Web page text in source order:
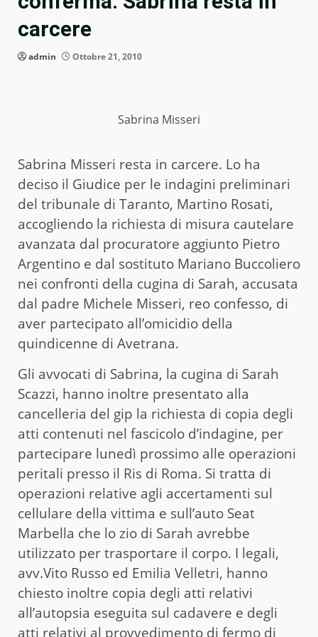
carcere
admin Ottobre 21, 2010
Sabrina Misseri
Sabrina Misseri resta in carcere. Lo ha
deciso il Giudice per le indagini preliminari
del tribunale di Taranto, Martino Rosati,
accogliendo la richiesta di misura cautelare
avanzata dal procuratore aggiunto Pietro
Argentino e dal sostituto Mariano Buccoliero
nei confronti della cugina di Sarah, accusata
dal padre Michele Misseri, reo confesso, di
aver partecipato all’omicidio della
quindicenne di Avetrana.
Gli avvocati di Sabrina, la cugina di Sarah
Scazzi, hanno inoltre presentato alla
cancelleria del gip la richiesta di copia degli
atti contenuti nel fascicolo d’indagine, per
partecipare lunedì prossimo alle operazioni
peritali presso il Ris di Roma. Si tratta di
operazioni relative agli accertamenti sul
cellulare della vittima e sull’auto Seat
Marbella che lo zio di Sarah avrebbe
utilizzato per trasportare il corpo. I legali,
avv.Vito Russo ed Emilia Velletri, hanno
chiesto inoltre copia degli atti relativi
all’autopsia eseguita sul cadavere e degli
atti relativi al provvedimento di fermo di